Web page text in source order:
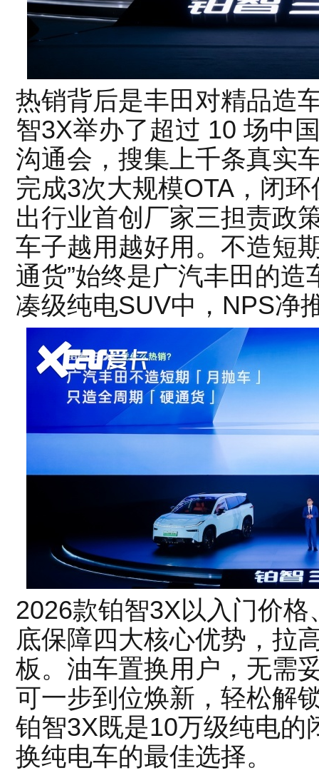
热销背后是丰田对精品造
智3X举办了超过 10 场中
沟通会，搜集上千条真实
完成3次大规模OTA，闭
出行业首创厂家三担责政
车子越用越好用。不造短
通货”始终是广汽丰田的
凑级纯电SUV中，NPS净
2026款铂智3X以入门价
底保障四大核心优势，拉
板。油车置换用户，无需
可一步到位焕新，轻松解
铂智3X既是10万级纯电的
换纯电车的最佳选择。